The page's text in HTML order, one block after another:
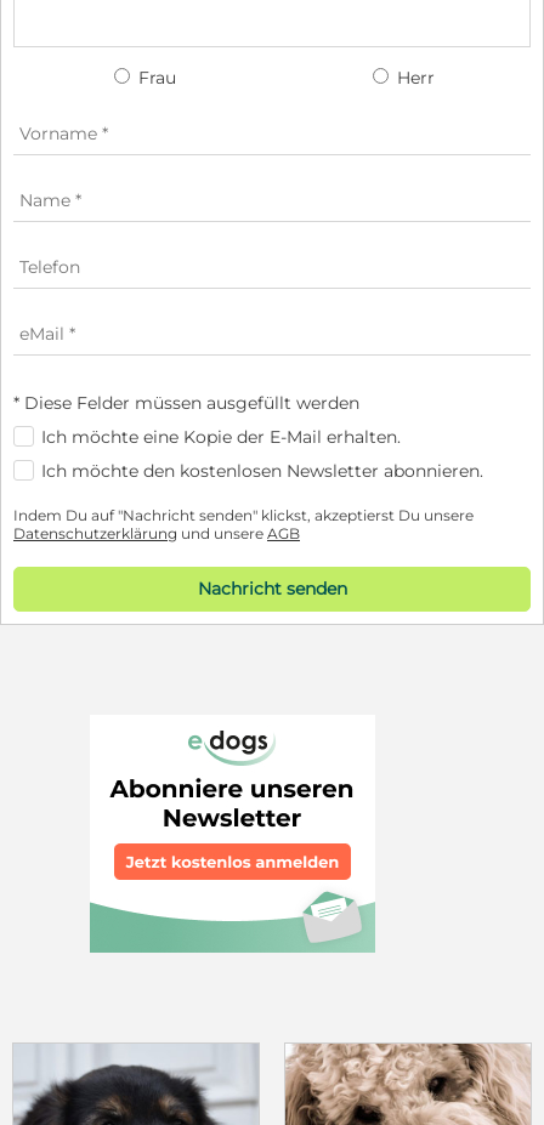
Frau Herr
* Diese Felder müssen ausgefüllt werden
Ich möchte eine Kopie der E-Mail erhalten.
Ich möchte den kostenlosen Newsletter abonnieren.
Indem Du auf "Nachricht senden" klickst, akzeptierst Du unsere
Datenschutzerklärung und unsere AGB
Nachricht senden